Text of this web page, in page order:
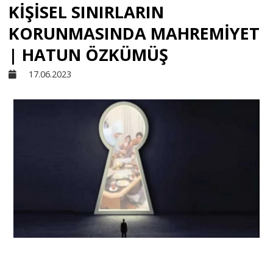
Sivil Toplum
Kültür - Sanat
Ekonomi
Dünya
Yorum - Analiz
KİŞİSEL SINIRLARIN
KORUNMASINDA MAHREMİYET
| HATUN ÖZKÜMÜŞ
17.06.2023